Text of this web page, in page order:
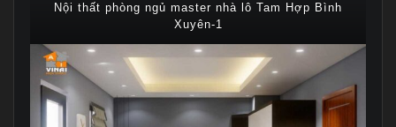
Nội thất phòng ngủ master nhà lô Tam Hợp Bình
Xuyên-1